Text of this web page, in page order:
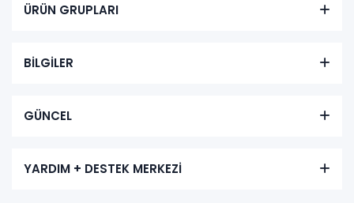
ÜRÜN GRUPLARI
BİLGİLER
GÜNCEL
YARDIM + DESTEK MERKEZİ